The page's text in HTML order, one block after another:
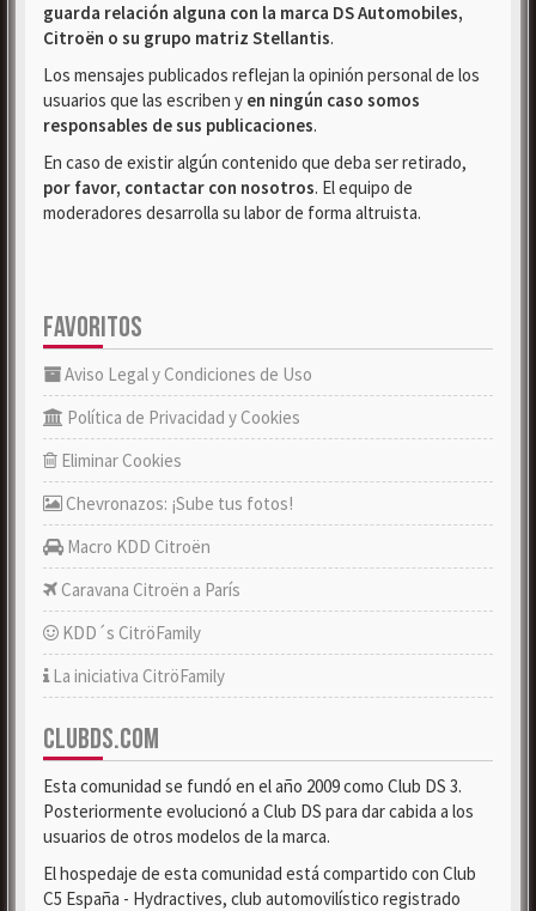
guarda relación alguna con la marca DS Automobiles,
Citroën o su grupo matriz Stellantis.
Los mensajes publicados reflejan la opinión personal de los
usuarios que las escriben y en ningún caso somos
responsables de sus publicaciones.
En caso de existir algún contenido que deba ser retirado,
por favor, contactar con nosotros. El equipo de
moderadores desarrolla su labor de forma altruista.
FAVORITOS
Aviso Legal y Condiciones de Uso
Política de Privacidad y Cookies
Eliminar Cookies
Chevronazos: ¡Sube tus fotos!
Macro KDD Citroën
Caravana Citroën a París
KDD´s CitröFamily
La iniciativa CitröFamily
CLUBDS.COM
Esta comunidad se fundó en el año 2009 como Club DS 3.
Posteriormente evolucionó a Club DS para dar cabida a los
usuarios de otros modelos de la marca.
El hospedaje de esta comunidad está compartido con Club
C5 España - Hydractives, club automovilístico registrado